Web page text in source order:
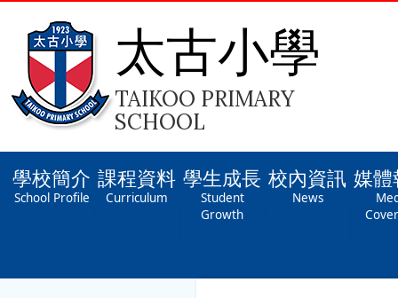
太古小學
TAIKOO PRIMARY
SCHOOL
學校簡介
School Profile
課程資料
Curriculum
學生成長
Student
Growth
校內資訊
News
媒